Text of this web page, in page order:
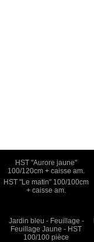
HST "Aurore jaune"
100/120cm + caisse am.
HST "Le matin" 100/100cm
+ caisse am.
Jardin bleu - Feuillage -
Feuillage Jaune - HST
100/100 pièce